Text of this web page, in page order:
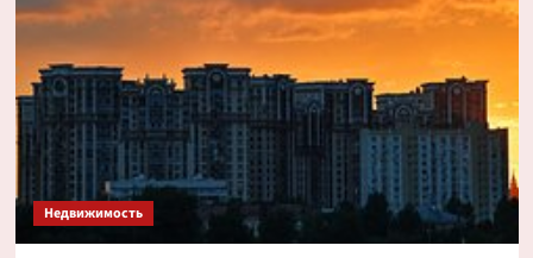
элитного
жилья
в
Москве
Недвижимость